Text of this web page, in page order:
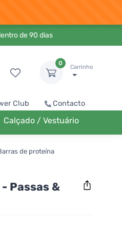
de 90 dias
0
Carrinho
Club Contacto
Calçado / Vestuário
de proteína
Passas &